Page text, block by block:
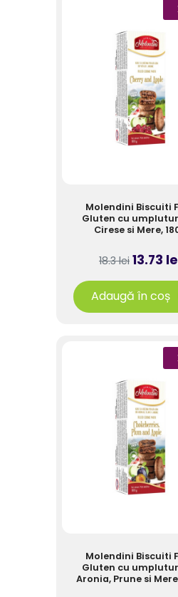
Molendini Biscuiti
Gluten cu
Cirese si Mere,
18.3 lei 13.73
Adaugă în coș
Molendini Biscuiti
Gluten cu
Aronia, Prune si